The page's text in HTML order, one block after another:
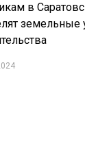
в
земельные